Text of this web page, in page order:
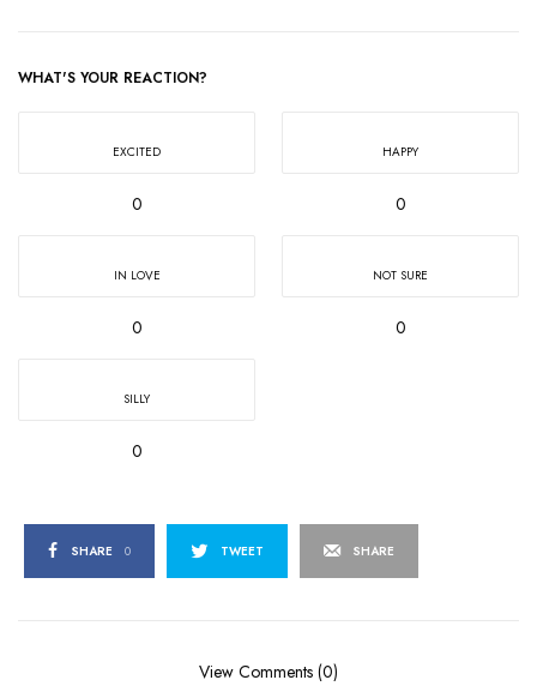
WHAT'S YOUR REACTION?
EXCITED
0
HAPPY
0
IN LOVE
0
NOT SURE
0
SILLY
0
SHARE 0 TWEET SHARE
View Comments (0)